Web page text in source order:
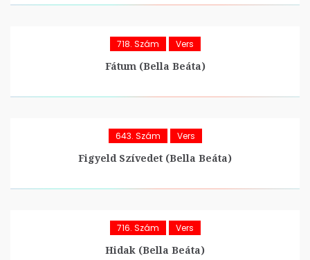
718. Szám Vers
Fátum (Bella Beáta)
643. Szám Vers
Figyeld Szívedet (Bella Beáta)
716. Szám Vers
Hidak (Bella Beáta)